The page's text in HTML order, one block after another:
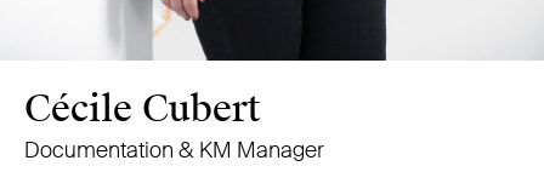
Cécile Cubert
Documentation & KM Manager